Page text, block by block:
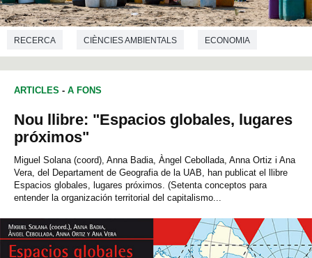
RECERCA CIÈNCIES AMBIENTALS ECONOMIA
GEOGRAFIA
ARTICLES - A FONS
Nou llibre: "Espacios globales, lugares
próximos"
Miguel Solana (coord), Anna Badia, Àngel Cebollada, Anna Ortiz i Ana
Vera, del Departament de Geografia de la UAB, han publicat el llibre
Espacios globales, lugares próximos. (Setenta conceptos para
entender la organización territorial del capitalismo...